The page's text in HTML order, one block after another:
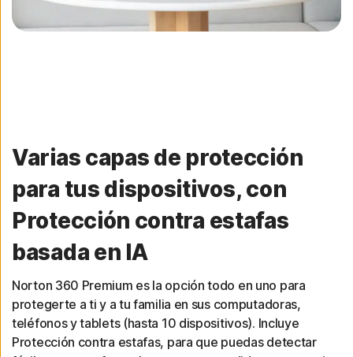
Varias capas de protección
para tus dispositivos, con
Protección contra estafas
basada en IA
Norton 360 Premium es la opción todo en uno para
protegerte a ti y a tu familia en sus computadoras,
teléfonos y tablets (hasta 10 dispositivos). Incluye
Protección contra estafas, para que puedas detectar